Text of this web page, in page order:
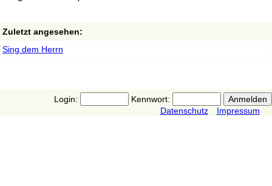
Zuletzt angesehen:
Sing dem Herrn
Login:
Kennwort:
Datenschutz
Impressum